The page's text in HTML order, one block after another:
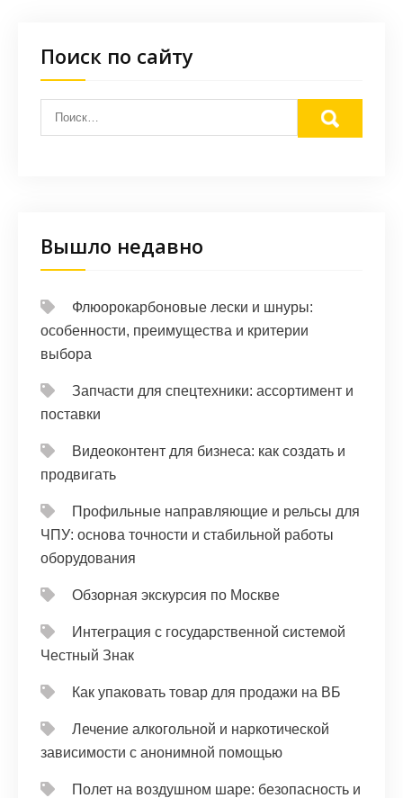
Поиск по сайту
Вышло недавно
Флюорокарбоновые лески и шнуры:
особенности, преимущества и критерии
выбора
Запчасти для спецтехники: ассортимент и
поставки
Видеоконтент для бизнеса: как создать и
продвигать
Профильные направляющие и рельсы для
ЧПУ: основа точности и стабильной работы
оборудования
Обзорная экскурсия по Москве
Интеграция с государственной системой
Честный Знак
Как упаковать товар для продажи на ВБ
Лечение алкогольной и наркотической
зависимости с анонимной помощью
Полет на воздушном шаре: безопасность и